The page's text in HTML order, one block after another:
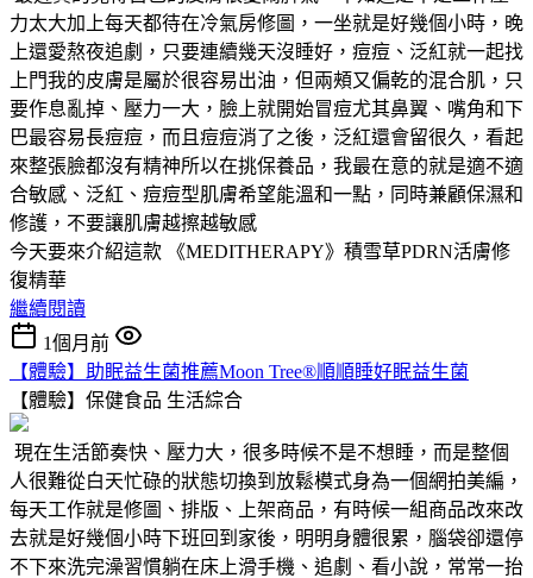
力太大加上每天都待在冷氣房修圖，一坐就是好幾個小時，晚
上還愛熬夜追劇，只要連續幾天沒睡好，痘痘、泛紅就一起找
上門我的皮膚是屬於很容易出油，但兩頰又偏乾的混合肌，只
要作息亂掉、壓力一大，臉上就開始冒痘尤其鼻翼、嘴角和下
巴最容易長痘痘，而且痘痘消了之後，泛紅還會留很久，看起
來整張臉都沒有精神所以在挑保養品，我最在意的就是適不適
合敏感、泛紅、痘痘型肌膚希望能溫和一點，同時兼顧保濕和
修護，不要讓肌膚越擦越敏感
今天要來介紹這款 《MEDITHERAPY》積雪草PDRN活膚修
復精華
繼續閱讀
1個月前
【體驗】助眠益生菌推薦Moon Tree®順順睡好眠益生菌
【體驗】保健食品 生活綜合
現在生活節奏快、壓力大，很多時候不是不想睡，而是整個
人很難從白天忙碌的狀態切換到放鬆模式身為一個網拍美編，
每天工作就是修圖、排版、上架商品，有時候一組商品改來改
去就是好幾個小時下班回到家後，明明身體很累，腦袋卻還停
不下來洗完澡習慣躺在床上滑手機、追劇、看小說，常常一抬